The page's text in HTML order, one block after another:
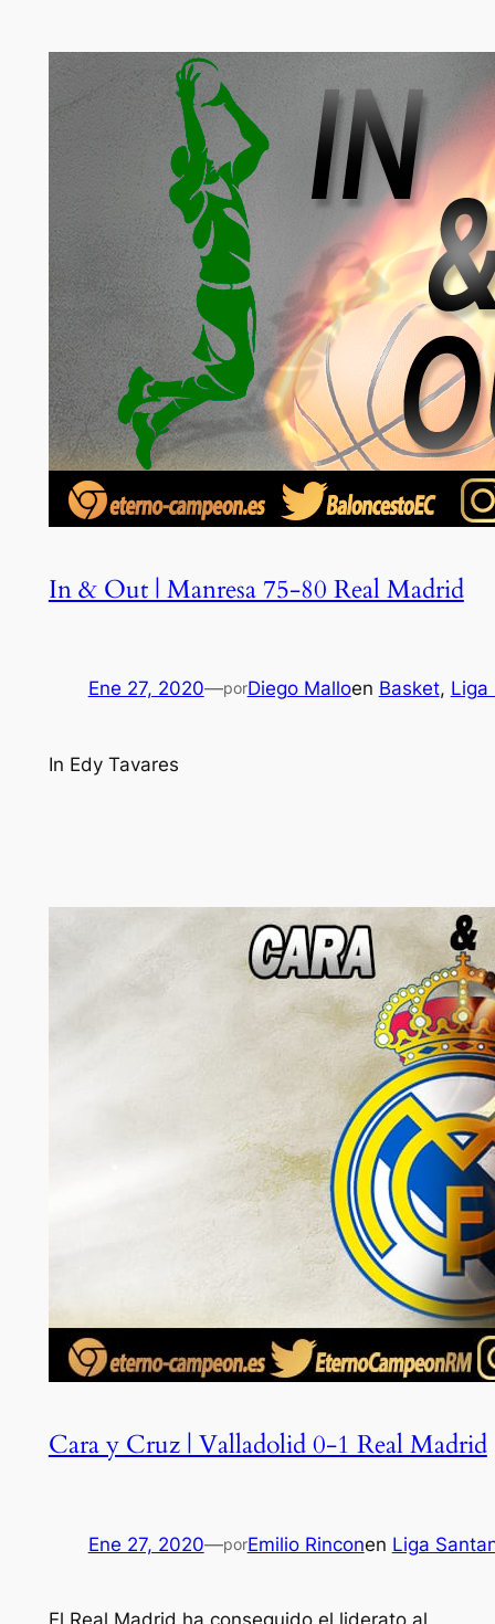
In & Out | Manresa 75-80 Real Madrid
Ene 27, 2020—porDiego Malloen Basket, Liga
In Edy Tavares
Cara y Cruz | Valladolid 0-1 Real Madrid
Ene 27, 2020—porEmilio Rinconen Liga